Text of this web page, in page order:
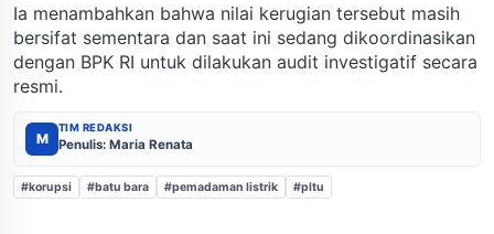
Ia menambahkan bahwa nilai kerugian tersebut masih
bersifat sementara dan saat ini sedang dikoordinasikan
dengan BPK RI untuk dilakukan audit investigatif secara
resmi.
M
TIM REDAKSI
Penulis: Maria Renata
#korupsi #batu bara #pemadaman listrik #pltu